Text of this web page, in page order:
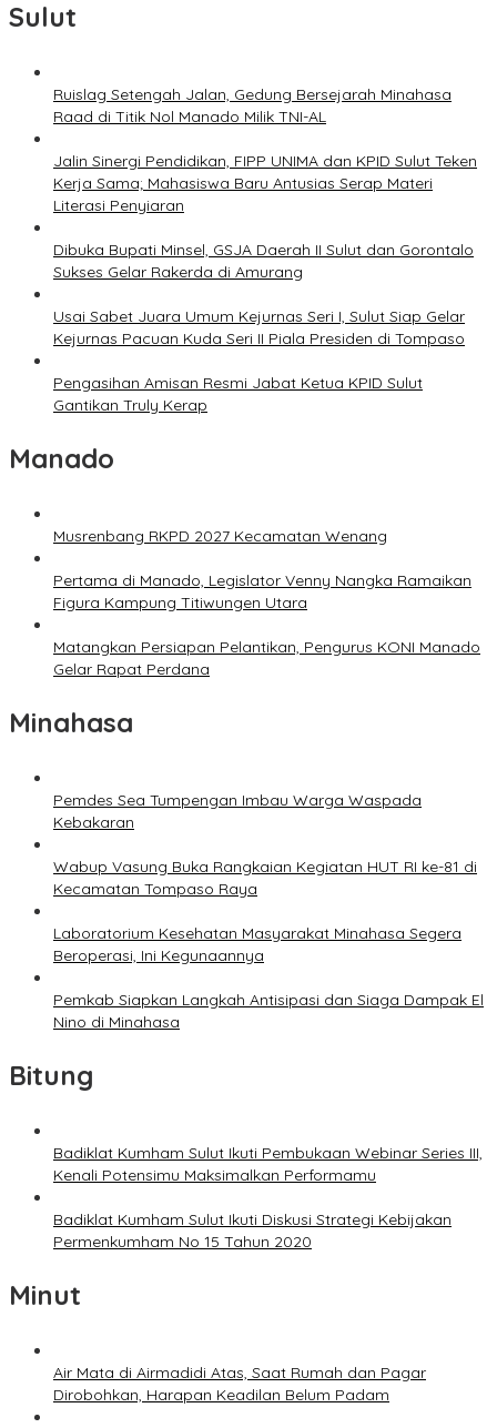
Sulut
Ruislag Setengah Jalan, Gedung Bersejarah Minahasa
Raad di Titik Nol Manado Milik TNI-AL
Jalin Sinergi Pendidikan, FIPP UNIMA dan KPID Sulut Teken
Kerja Sama; Mahasiswa Baru Antusias Serap Materi
Literasi Penyiaran
Dibuka Bupati Minsel, GSJA Daerah II Sulut dan Gorontalo
Sukses Gelar Rakerda di Amurang
Usai Sabet Juara Umum Kejurnas Seri I, Sulut Siap Gelar
Kejurnas Pacuan Kuda Seri II Piala Presiden di Tompaso
Pengasihan Amisan Resmi Jabat Ketua KPID Sulut
Gantikan Truly Kerap
Manado
Musrenbang RKPD 2027 Kecamatan Wenang
Pertama di Manado, Legislator Venny Nangka Ramaikan
Figura Kampung Titiwungen Utara
Matangkan Persiapan Pelantikan, Pengurus KONI Manado
Gelar Rapat Perdana
Minahasa
Pemdes Sea Tumpengan Imbau Warga Waspada
Kebakaran
Wabup Vasung Buka Rangkaian Kegiatan HUT RI ke-81 di
Kecamatan Tompaso Raya
Laboratorium Kesehatan Masyarakat Minahasa Segera
Beroperasi, Ini Kegunaannya
Pemkab Siapkan Langkah Antisipasi dan Siaga Dampak El
Nino di Minahasa
Bitung
Badiklat Kumham Sulut Ikuti Pembukaan Webinar Series III,
Kenali Potensimu Maksimalkan Performamu
Badiklat Kumham Sulut Ikuti Diskusi Strategi Kebijakan
Permenkumham No 15 Tahun 2020
Minut
Air Mata di Airmadidi Atas, Saat Rumah dan Pagar
Dirobohkan, Harapan Keadilan Belum Padam